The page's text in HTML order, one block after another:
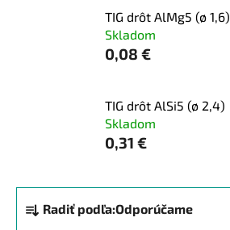
TIG drôt AlMg5 (ø 1,6)
Skladom
0,08 €
TIG drôt AlSi5 (ø 2,4)
Skladom
0,31 €
R
a
Radiť podľa:Odporúčame